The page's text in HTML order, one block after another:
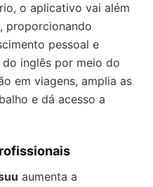
o aplicativo vai além
proporcionando
pessoal e
inglês por meio do
em viagens, amplia as
e dá acesso a
aumenta a